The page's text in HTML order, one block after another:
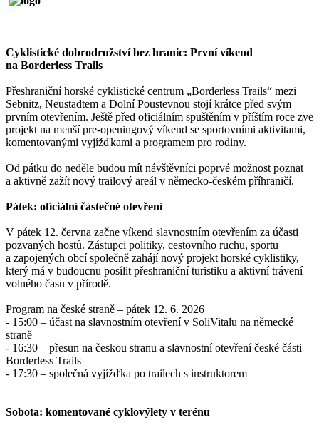
Cyklistické dobrodružství bez hranic: První víkend
na Borderless Trails
Přeshraniční horské cyklistické centrum „Borderless Trails“ mezi
Sebnitz, Neustadtem a Dolní Poustevnou stojí krátce před svým
prvním otevřením. Ještě před oficiálním spuštěním v příštím roce zve
projekt na menší pre-openingový víkend se sportovními aktivitami,
komentovanými vyjížďkami a programem pro rodiny.
Od pátku do neděle budou mít návštěvníci poprvé možnost poznat
a aktivně zažít nový trailový areál v německo-českém příhraničí.
Pátek: oficiální částečné otevření
V pátek 12. června začne víkend slavnostním otevřením za účasti
pozvaných hostů. Zástupci politiky, cestovního ruchu, sportu
a zapojených obcí společně zahájí nový projekt horské cyklistiky,
který má v budoucnu posílit přeshraniční turistiku a aktivní trávení
volného času v přírodě.
Program na české straně – pátek 12. 6. 2026
- 15:00 – účast na slavnostním otevření v SoliVitalu na německé
straně
- 16:30 – přesun na českou stranu a slavnostní otevření české části
Borderless Trails
- 17:30 – společná vyjížďka po trailech s instruktorem
Sobota: komentované cyklovýlety v terénu